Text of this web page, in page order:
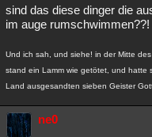
sind das diese dinger die
im auge rumschwimmen??!
Und ich sah, und siehe! in der Mitte
stand ein Lamm wie getötet, und hatte
Land ausgesandten sieben Geister
ne0